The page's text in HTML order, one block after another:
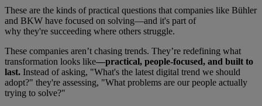
These are the kinds of practical questions that companies like Bühler
and BKW have focused on solving—and it's part of
why they're succeeding where others struggle.
These companies aren’t chasing trends. They’re redefining what
transformation looks like—practical, people-focused, and built to
last. Instead of asking, "What's the latest digital trend we should
adopt?" they're assessing, "What problems are our people actually
trying to solve?"